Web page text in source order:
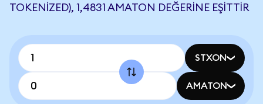
TOKENIZED), 1,4831 AMATON DEĞERINE EŞITTIR
STXON
AMATON